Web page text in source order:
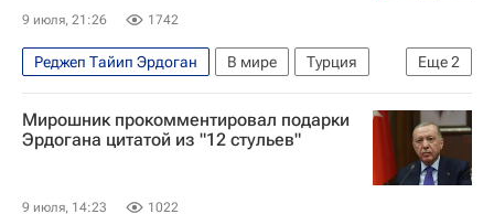
9 июля, 21:26 1742
Еще2
Реджеп Тайип Эрдоган В мире
Турция
Украина
Россия
Мирошник прокомментировал подарки
Эрдогана цитатой из "12 стульев"
9 июля, 14:23 1022